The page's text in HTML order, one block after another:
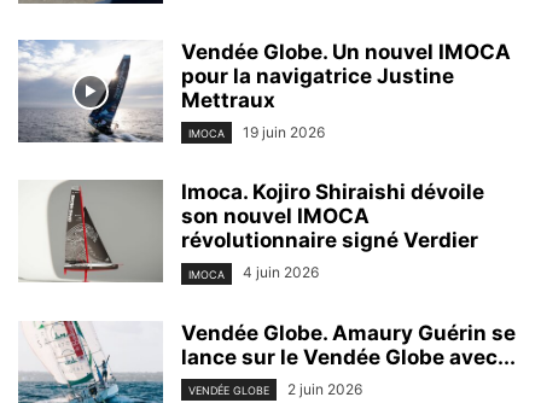
Vendée Globe. Un nouvel IMOCA
pour la navigatrice Justine
Mettraux
IMOCA 19 juin 2026
Imoca. Kojiro Shiraishi dévoile
son nouvel IMOCA
révolutionnaire signé Verdier
IMOCA 4 juin 2026
Vendée Globe. Amaury Guérin se
lance sur le Vendée Globe avec...
VENDÉE GLOBE 2 juin 2026